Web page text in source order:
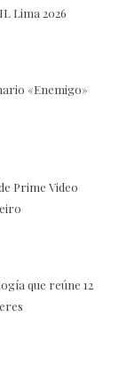
Lima 2026
«Enemigo»
Prime Video
que reúne 12